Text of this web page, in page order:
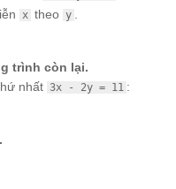
x theo y
trình còn lại.
nhất 3x - 2y = 11 :